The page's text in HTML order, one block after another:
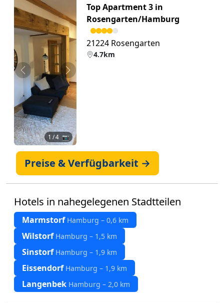
Zurück Weiter
1 / 4 📷
Top Apartment 3 in
Rosengarten/Hamburg
21224 Rosengarten
4.7km
Preise & Verfügbarkeit →
Hotels in nahegelegenen Stadtteilen
Marmstorf Hamburg – 0,6 km
Wilstorf Hamburg – 1,5 km
Sinstorf Hamburg – 1,9 km
Eissendorf Hamburg – 1,9 km
Langenbek Hamburg – 2,0 km